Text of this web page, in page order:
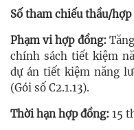
Số tham chiếu thầu/hợp
Phạm vi hợp đồng:
chính sách tiết kiệm
dự án tiết kiệm năng
(Gói số C2.1.13).
Thời hạn hợp đồng: 15